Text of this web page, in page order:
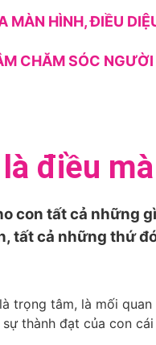
MÀN HÌNH, ĐIỀU
CHĂM SÓC
điều
con tất cả những
cả những thứ
trọng tâm, là mối
thành đạt của con